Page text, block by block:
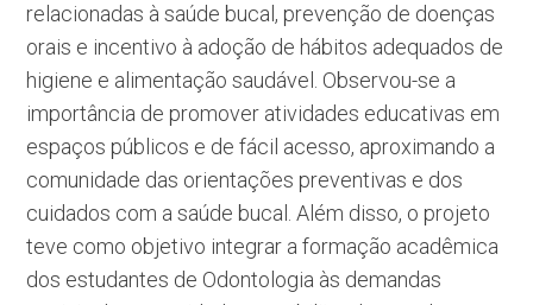
relacionadas à saúde bucal, prevenção de doenças
orais e incentivo à adoção de hábitos adequados de
higiene e alimentação saudável. Observou-se a
importância de promover atividades educativas em
espaços públicos e de fácil acesso, aproximando a
comunidade das orientações preventivas e dos
cuidados com a saúde bucal. Além disso, o projeto
teve como objetivo integrar a formação acadêmica
dos estudantes de Odontologia às demandas